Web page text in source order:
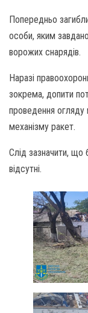
Попередньо
особи, яким
ворожих снарядів.
Наразі
зокрема, допити
проведення огляду
механізму ракет.
Слід зазначити, що
відсутні.